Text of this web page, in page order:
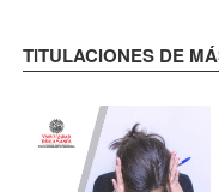
TITULACIONES DE